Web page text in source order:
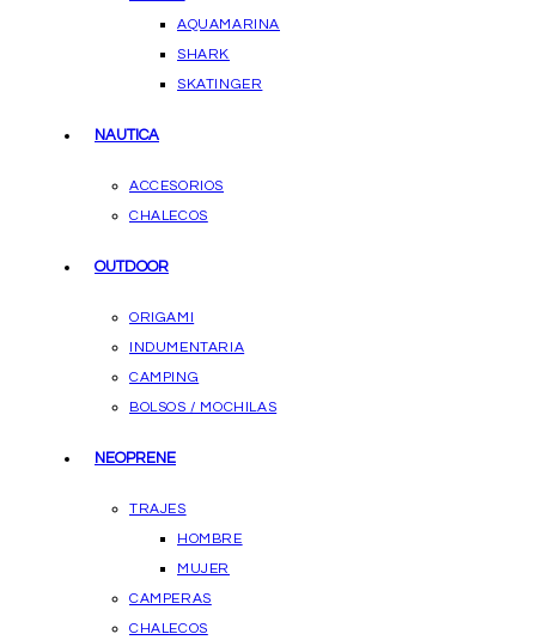
AQUAMARINA
SHARK
SKATINGER
NAUTICA
ACCESORIOS
CHALECOS
OUTDOOR
ORIGAMI
INDUMENTARIA
CAMPING
BOLSOS / MOCHILAS
NEOPRENE
TRAJES
HOMBRE
MUJER
CAMPERAS
CHALECOS